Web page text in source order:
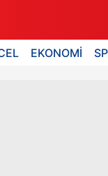
EKONOMİ